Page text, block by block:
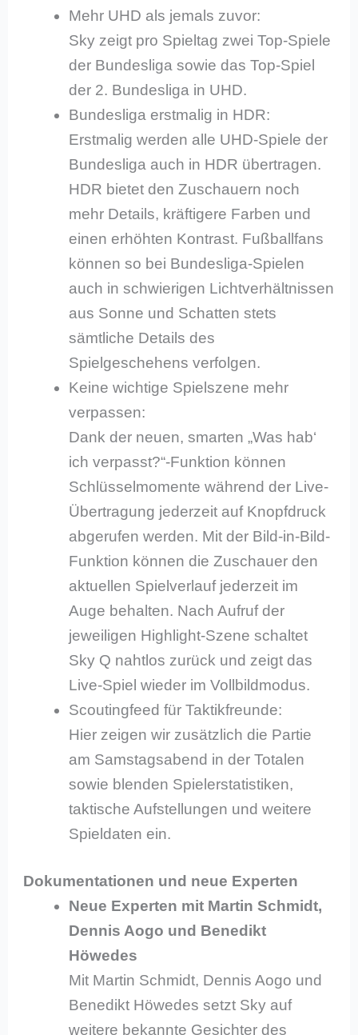
Mehr UHD als jemals zuvor:
Sky zeigt pro Spieltag zwei Top-Spiele
der Bundesliga sowie das Top-Spiel
der 2. Bundesliga in UHD.
Bundesliga erstmalig in HDR:
Erstmalig werden alle UHD-Spiele der
Bundesliga auch in HDR übertragen.
HDR bietet den Zuschauern noch
mehr Details, kräftigere Farben und
einen erhöhten Kontrast. Fußballfans
können so bei Bundesliga-Spielen
auch in schwierigen Lichtverhältnissen
aus Sonne und Schatten stets
sämtliche Details des
Spielgeschehens verfolgen.
Keine wichtige Spielszene mehr
verpassen:
Dank der neuen, smarten „Was hab‘
ich verpasst?“-Funktion können
Schlüsselmomente während der Live-
Übertragung jederzeit auf Knopfdruck
abgerufen werden. Mit der Bild-in-Bild-
Funktion können die Zuschauer den
aktuellen Spielverlauf jederzeit im
Auge behalten. Nach Aufruf der
jeweiligen Highlight-Szene schaltet
Sky Q nahtlos zurück und zeigt das
Live-Spiel wieder im Vollbildmodus.
Scoutingfeed für Taktikfreunde:
Hier zeigen wir zusätzlich die Partie
am Samstagsabend in der Totalen
sowie blenden Spielerstatistiken,
taktische Aufstellungen und weitere
Spieldaten ein.
Dokumentationen und neue Experten
Neue Experten mit Martin Schmidt,
Dennis Aogo und Benedikt
Höwedes
Mit Martin Schmidt, Dennis Aogo und
Benedikt Höwedes setzt Sky auf
weitere bekannte Gesichter des